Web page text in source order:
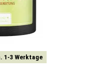
3 Werktage